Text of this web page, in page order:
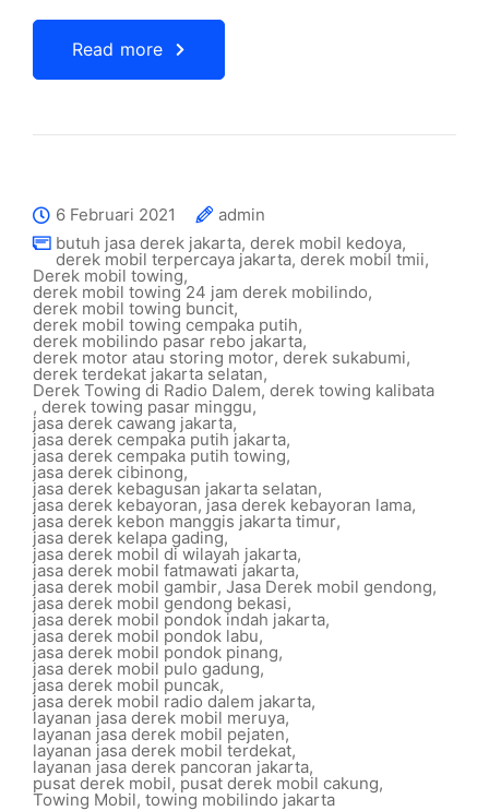
Read more
6 Februari 2021
admin
butuh jasa derek jakarta, derek mobil kedoya,
derek mobil terpercaya jakarta, derek mobil tmii,
Derek mobil towing,
derek mobil towing 24 jam derek mobilindo,
derek mobil towing buncit,
derek mobil towing cempaka putih,
derek mobilindo pasar rebo jakarta,
derek motor atau storing motor, derek sukabumi,
derek terdekat jakarta selatan,
Derek Towing di Radio Dalem, derek towing kalibata
, derek towing pasar minggu,
jasa derek cawang jakarta,
jasa derek cempaka putih jakarta,
jasa derek cempaka putih towing,
jasa derek cibinong,
jasa derek kebagusan jakarta selatan,
jasa derek kebayoran,jasa derek kebayoran lama,
jasa derek kebon manggis jakarta timur,
jasa derek kelapa gading,
jasa derek mobil di wilayah jakarta,
jasa derek mobil fatmawati jakarta,
jasa derek mobil gambir, Jasa Derek mobil gendong,
jasa derek mobil gendong bekasi,
jasa derek mobil pondok indah jakarta,
jasa derek mobil pondok labu,
jasa derek mobil pondok pinang,
jasa derek mobil pulo gadung,
jasa derek mobil puncak,
jasa derek mobil radio dalem jakarta,
layanan jasa derek mobil meruya,
layanan jasa derek mobil pejaten,
layanan jasa derek mobil terdekat,
layanan jasa derek pancoran jakarta,
pusat derek mobil, pusat derek mobil cakung,
Towing Mobil, towing mobilindo jakarta